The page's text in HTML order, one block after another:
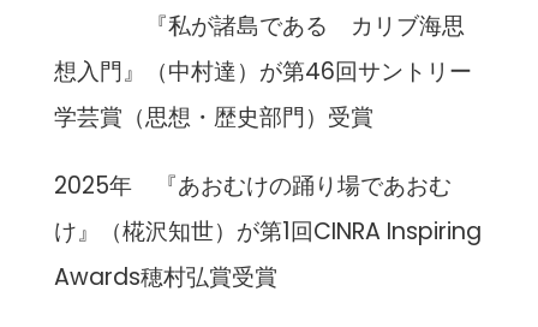
『私が諸島である カリブ海思
想入門』（中村達）が第46回サントリー
学芸賞（思想・歴史部門）受賞
2025年 『あおむけの踊り場であおむ
け』（椛沢知世）が第1回CINRA Inspiring
Awards穂村弘賞受賞